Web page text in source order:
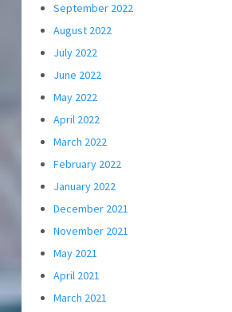
September 2022
August 2022
July 2022
June 2022
May 2022
April 2022
March 2022
February 2022
January 2022
December 2021
November 2021
May 2021
April 2021
March 2021